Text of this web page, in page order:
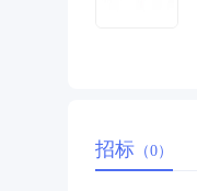
招标 （0）